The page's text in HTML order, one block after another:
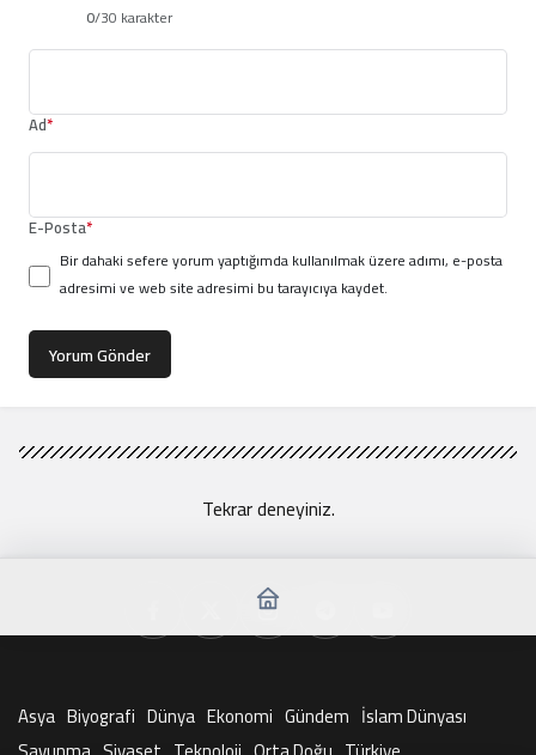
0/30 karakter
Ad*
E-Posta*
Bir dahaki sefere yorum yaptığımda kullanılmak üzere adımı, e-posta
adresimi ve web site adresimi bu tarayıcıya kaydet.
Yorum Gönder
Tekrar deneyiniz.
Asya Biyografi Dünya Ekonomi Gündem İslam Dünyası